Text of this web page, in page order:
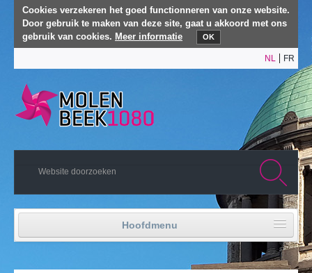
Cookies verzekeren het goed functionneren van onze website.
Door gebruik te maken van deze site, gaat u akkoord met ons
gebruik van cookies. Meer informatie OK
NL FR
Hoofdmenu